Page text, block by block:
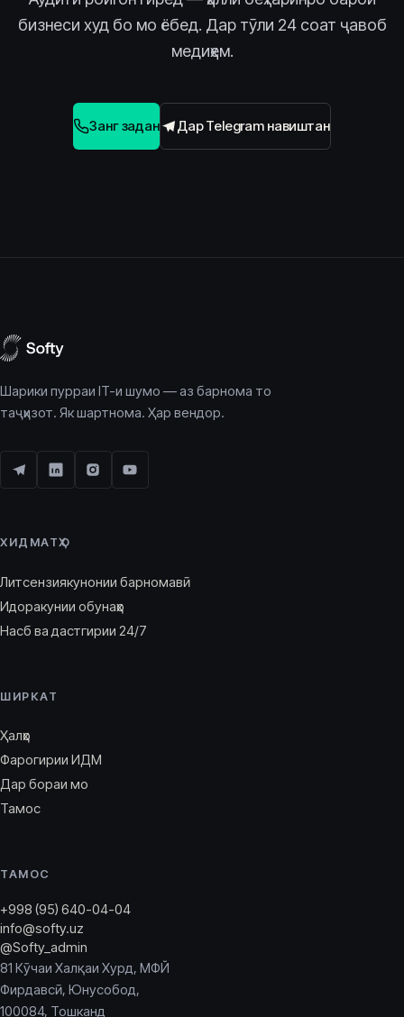
бизнеси худ бо мо ёбед. Дар тӯли 24 соат ҷавоб
медиҳем.
Занг задан Дар Telegram навиштан
Шарики пурраи IT-и шумо — аз барнома то
таҷҳизот. Як шартнома. Ҳар вендор.
ХИДМАТҲО
Литсензиякунонии барномавӣ
Идоракунии обунаҳо
Насб ва дастгирии 24/7
ШИРКАТ
Ҳалҳо
Фарогирии ИДМ
Дар бораи мо
Тамос
ТАМОС
+998 (95) 640-04-04
info@softy.uz
@Softy_admin
81 Кӯчаи Халқаи Хурд, МФЙ
Фирдавсӣ, Юнусобод,
100084, Тошканд